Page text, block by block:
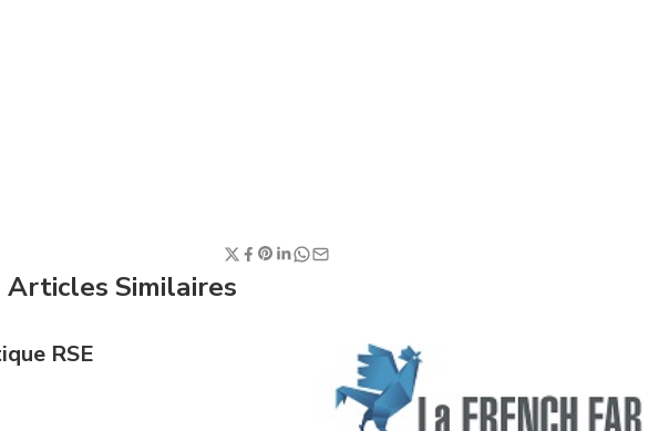
Articles Similaires
RSE